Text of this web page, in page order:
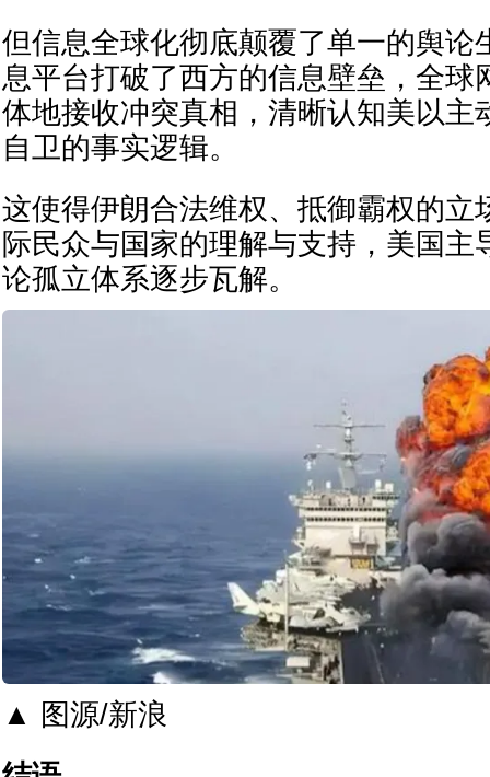
但信息全球化彻底颠覆了单一的舆论
息平台打破了西方的信息壁垒，全球
体地接收冲突真相，清晰认知美以主
自卫的事实逻辑。
这使得伊朗合法维权、抵御霸权的立
际民众与国家的理解与支持，美国主
论孤立体系逐步瓦解。
▲ 图源/新浪